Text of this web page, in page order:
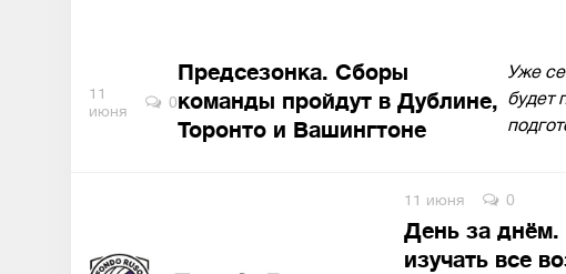
11
июня
0
Предсезонка. Сборы
команды пройдут в Дублине,
Торонто и Вашингтоне
Уже
будет
11 июня 0
День за
изучать все